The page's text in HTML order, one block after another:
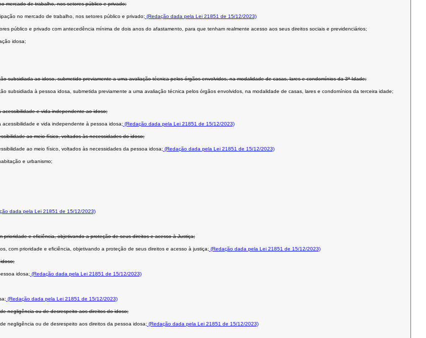
mercado de trabalho, nos setores público e privado;
no mercado de trabalho, nos setores público e privado; (Redação dada pela Lei 21851 de 15/12/2023)
público e privado com antecedência mínima de dois anos do afastamento, para que tenham realmente acesso aos seus direitos sociais e previdenciários;
idosa;
subsidiada ao idoso, submetido previamente a uma avaliação técnica pelos órgãos envolvidos, na modalidade de casas, lares e condomínios da 3ª Idade;
subsidiada à pessoa idosa, submetida previamente a uma avaliação técnica pelos órgãos envolvidos, na modalidade de casas, lares e condomínios da terceira idade;
e vida independente ao idoso;
e vida independente à pessoa idosa; (Redação dada pela Lei 21851 de 15/12/2023)
ao meio físico, voltados às necessidades do idoso;
ao meio físico, voltados às necessidades da pessoa idosa; (Redação dada pela Lei 21851 de 15/12/2023)
e urbanismo;
dada pela Lei 21851 de 15/12/2023)
e eficiência, objetivando a proteção de seus direitos e acesso à Justiça;
com prioridade e eficiência, objetivando a proteção de seus direitos e acesso à justiça; (Redação dada pela Lei 21851 de 15/12/2023)
idosa; (Redação dada pela Lei 21851 de 15/12/2023)
(Redação dada pela Lei 21851 de 15/12/2023)
negligência ou de desrespeito aos direitos do idoso;
negligência ou de desrespeito aos direitos da pessoa idosa; (Redação dada pela Lei 21851 de 15/12/2023)